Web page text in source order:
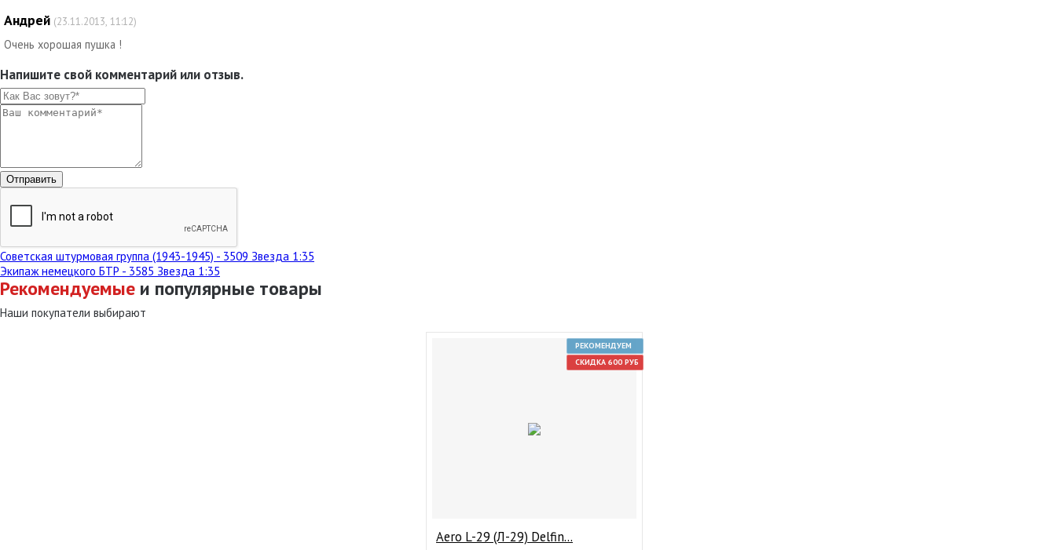
Андрей (23.11.2013, 11:12)
Очень хорошая пушка !
Напишите свой комментарий или отзыв.
Советская штурмовая группа (1943-1945) - 3509 Звезда 1:35
Экипаж немецкого БТР - 3585 Звезда 1:35
Рекомендуемые и популярные товары
Наши покупатели выбирают
Aero L-29 (Л-29) Delfin...
РЕКОМЕНДУЕМ
СКИДКА 600 РУБ